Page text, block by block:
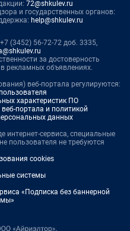
72@shkulev.ru
и государственных органов:
help@shkulev.ru
(3452) 56-72-72 доб. 3335,
за достоверность
рекламных объявлениях.
веб-портала регулируются:
характеристик ПО
портала и политикой
данных
интернет-сервиса, специальные
пользователя не требуются
cookies
системы
«Подписка без баннерной